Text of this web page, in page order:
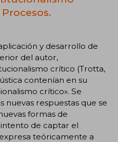
y desarrollo de
del autor,
crítico (Trotta,
contenían en su
crítico». Se
nuevas respuestas que se
formas de
de captar el
teóricamente a